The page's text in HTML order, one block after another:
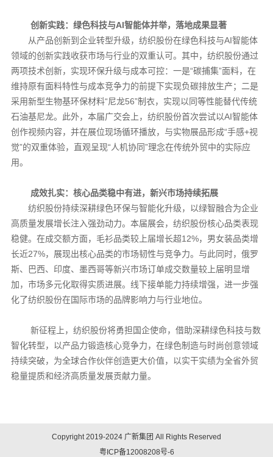
创新实践：绿色科技与AI智能体并举，落地成果显著
从产品创新到企业转型升级，纺织股份在绿色科技与AI智能体
领域的创新实践收获市场与行业的双重认可。其中，纺织股份通过
两项技术创新，实现环保升级与成本可控：一是“碳捕集”面料，在
维持原有面料特性与成本竞争力的前提下实现负碳排放生产；二是
采用新型生物基环保材料“尼龙56”制衣，实现以同等性能替代传统
石油基尼龙。此外，本届广交会上，纺织股份首次尝试以AI智能体
创作视频内容，并在展位现场循环播放，与实物展品形成“手感+视
觉”的双重体验，直观呈现“人机协同”理念在传统外贸中的实际应
用。
成效扎实：核心品类稳中有进，新兴市场持续拓展
纺织股份持续深耕绿色环保与智能化升级，以绿智融合为企业
高质量发展增长注入强劲动力。本届展会，纺织股份核心品类表现
稳健。在成交额方面，毛衫品类较上届增长超12%，男女装品类增
长近27%，展现出核心品类的市场韧性与竞争力。与此同时，俄罗
斯、巴西、印度、墨西哥等新兴市场订单成交数量较上届明显增
加，市场多元化取得实质进展。线下接单能力持续增强，进一步强
化了纺织股份在国际市场的品牌影响力与行业地位。
新征程上，纺织股份将勇担国企使命，借助深耕绿色科技与数
智化转型，以产品力锻造核心竞争力，在绿色制造与时尚创意领域
持续突破，为全球合作伙伴创造更大价值，以实干实绩为全省外贸
稳量提质和经济高质量发展贡献力量。
Copyright 2019-2024 广新集团 All Rights Reserved
粤ICP备12008208号-6